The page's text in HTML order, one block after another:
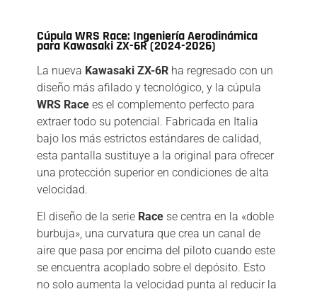
Cúpula WRS Race: Ingeniería Aerodinámica
para Kawasaki ZX-6R (2024-2026)
La nueva Kawasaki ZX-6R ha regresado con un
diseño más afilado y tecnológico, y la cúpula
WRS Race es el complemento perfecto para
extraer todo su potencial. Fabricada en Italia
bajo los más estrictos estándares de calidad,
esta pantalla sustituye a la original para ofrecer
una protección superior en condiciones de alta
velocidad.
El diseño de la serie Race se centra en la «doble
burbuja», una curvatura que crea un canal de
aire que pasa por encima del piloto cuando este
se encuentra acoplado sobre el depósito. Esto
no solo aumenta la velocidad punta al reducir la